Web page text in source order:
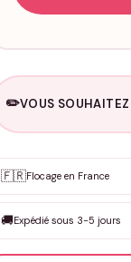
✏️VOUS
✨
DEVIS GRATUIT ·
Que souhaitez-vous ?
🇫🇷Flocage en France
🚚Expédié sous 3-5 jours